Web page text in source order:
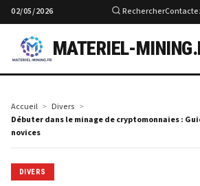
02/05/2026 Rechercher
MATERIEL-
Accueil
Divers
Débuter dans le minage de cryptomonnaies :
novices
DIVERS